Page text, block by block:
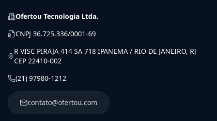
Ofertou Tecnologia Ltda.
CNPJ 36.725.336/0001-69
R VISC PIRAJA 414 SA 718 IPANEMA / RIO DE JANEIRO, RJ
CEP 22410-002
(21) 97980-1212
contato@ofertou.com